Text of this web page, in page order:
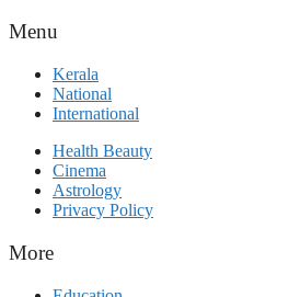
Menu
Kerala
National
International
Health Beauty
Cinema
Astrology
Privacy Policy
More